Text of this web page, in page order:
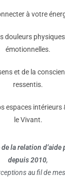
à votre
douleurs
émotionnelles.
et de la
ressentis.
espaces intérieurs
le Vivant.
la relation d’aide
depuis 2010,
au fil de